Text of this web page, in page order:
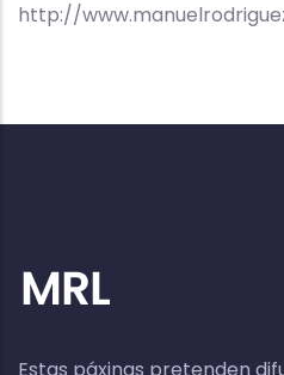
http://